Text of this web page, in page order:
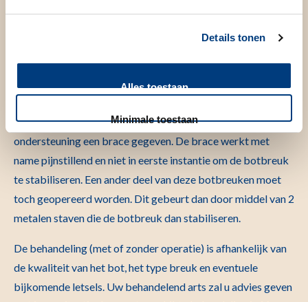
Details tonen
Alles toestaan
Minimale toestaan
zonder operatie en geneest vanzelf. Soms wordt hierbij ter
ondersteuning een brace gegeven. De brace werkt met
name pijnstillend en niet in eerste instantie om de botbreuk
te stabiliseren. Een ander deel van deze botbreuken moet
toch geopereerd worden. Dit gebeurt dan door middel van 2
metalen staven die de botbreuk dan stabiliseren.
De behandeling (met of zonder operatie) is afhankelijk van
de kwaliteit van het bot, het type breuk en eventuele
bijkomende letsels. Uw behandelend arts zal u advies geven